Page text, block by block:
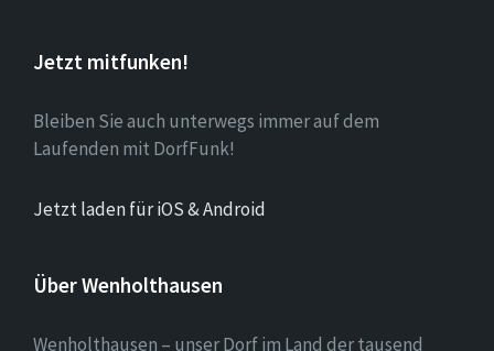
Jetzt mitfunken!
Bleiben Sie auch unterwegs immer auf dem
Laufenden mit DorfFunk!
Jetzt laden für iOS & Android
Über Wenholthausen
Wenholthausen – unser Dorf im Land der tausend